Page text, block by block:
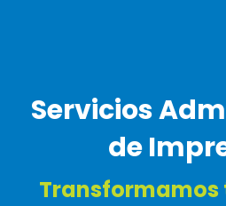
Servicios
de
Transformamos